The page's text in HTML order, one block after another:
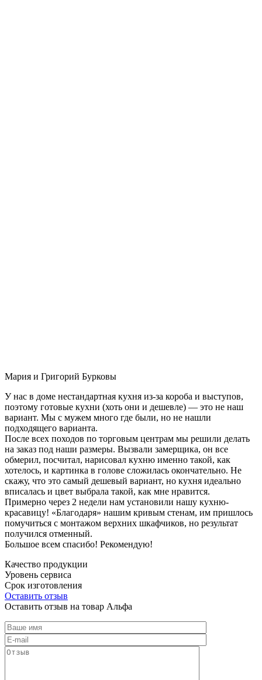
Мария и Григорий Бурковы
У нас в доме нестандартная кухня из-за короба и выступов,
поэтому готовые кухни (хоть они и дешевле) — это не наш
вариант. Мы с мужем много где были, но не нашли
подходящего варианта.
После всех походов по торговым центрам мы решили делать
на заказ под наши размеры. Вызвали замерщика, он все
обмерил, посчитал, нарисовал кухню именно такой, как
хотелось, и картинка в голове сложилась окончательно. Не
скажу, что это самый дешевый вариант, но кухня идеально
вписалась и цвет выбрала такой, как мне нравится.
Примерно через 2 недели нам установили нашу кухню-
красавицу! «Благодаря» нашим кривым стенам, им пришлось
помучиться с монтажом верхних шкафчиков, но результат
получился отменный.
Большое всем спасибо! Рекомендую!
Качество продукции
Уровень сервиса
Срок изготовления
Оставить отзыв
Оставить отзыв на товар Альфа